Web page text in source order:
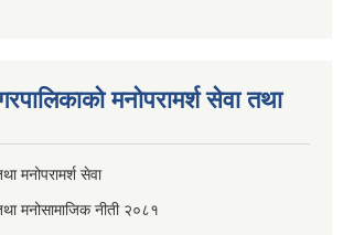
मनोपरामर्श सेवा तथा
मनोपरामर्श सेवा
मनोसामाजिक नीती २०८१